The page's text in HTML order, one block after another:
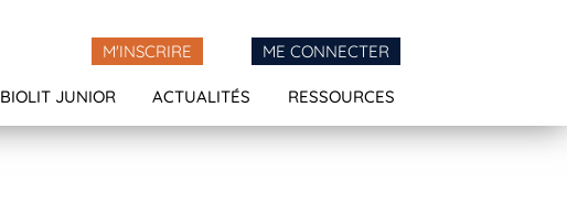
M'INSCRIRE ME CONNECTER
BIOLIT JUNIOR ACTUALITÉS RESSOURCES